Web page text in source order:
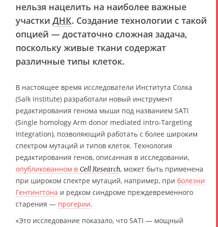
нельзя нацелить на наиболее важные
участки ДНК. Создание технологии с такой
опцией — достаточно сложная задача,
поскольку живые ткани содержат
различные типы клеток.
В настоящее время исследователи Института Солка
(Salk Institute) разработали новый инструмент
редактирования генома мыши под названием SATI
(Single homology Arm donor mediated intro-Targeting
Integration), позволяющий работать с более широким
спектром мутаций и типов клеток. Технология
редактирования генов, описанная в исследовании,
опубликованном в Cell Research, может быть применена
при широком спектре мутаций, например, при болезни
Гентингтона и редком синдроме преждевременного
старения — прогерии.
«Это исследование показало, что SATI — мощный